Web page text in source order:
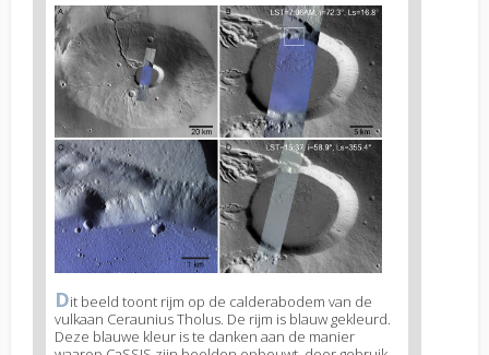
News
image
2
News
image
legend
Dit beeld toont rijm op de calderabodem van de
vulkaan Ceraunius Tholus. De rijm is blauw gekleurd.
Deze blauwe kleur is te danken aan de manier